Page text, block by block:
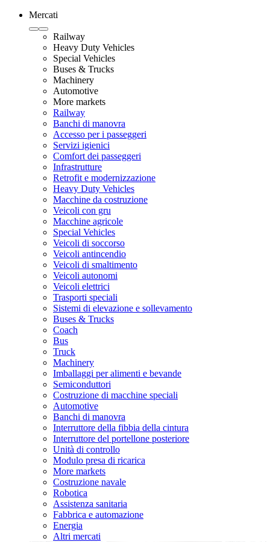
Mercati
Railway
Heavy Duty Vehicles
Special Vehicles
Buses & Trucks
Machinery
Automotive
More markets
Railway
Banchi di manovra
Accesso per i passeggeri
Servizi igienici
Comfort dei passeggeri
Infrastrutture
Retrofit e modernizzazione
Heavy Duty Vehicles
Macchine da costruzione
Veicoli con gru
Macchine agricole
Special Vehicles
Veicoli di soccorso
Veicoli antincendio
Veicoli di smaltimento
Veicoli autonomi
Veicoli elettrici
Trasporti speciali
Sistemi di elevazione e sollevamento
Buses & Trucks
Coach
Bus
Truck
Machinery
Imballaggi per alimenti e bevande
Semiconduttori
Costruzione di macchine speciali
Automotive
Banchi di manovra
Interruttore della fibbia della cintura
Interruttore del portellone posteriore
Unità di controllo
Modulo presa di ricarica
More markets
Costruzione navale
Robotica
Assistenza sanitaria
Fabbrica e automazione
Energia
Altri mercati